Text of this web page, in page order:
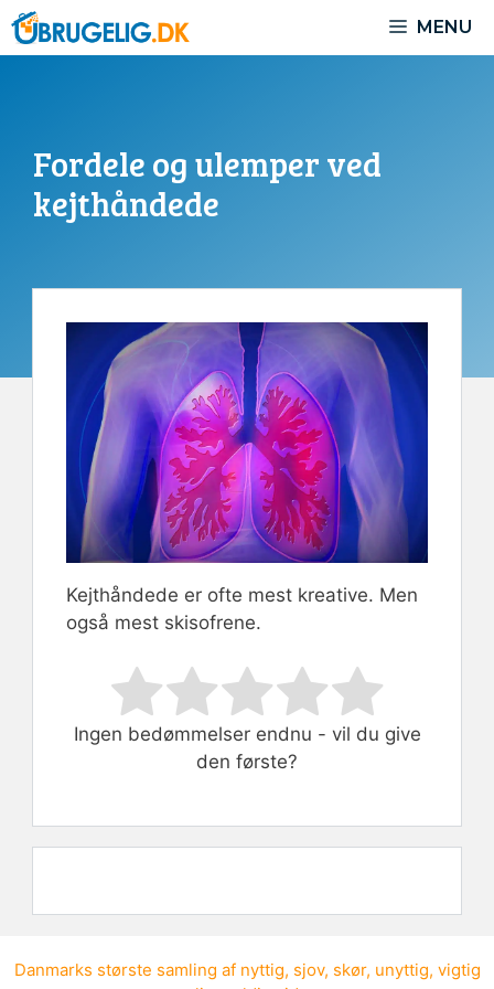
Hop
MENU
Fordele og ulemper ved
kejthåndede
Kejthåndede er ofte mest kreative. Men
også mest skisofrene.
Rate this item:
Submit Rating
Ingen bedømmelser endnu - vil du give
den første?
Danmarks største samling af nyttig, sjov, skør, unyttig, vigtig